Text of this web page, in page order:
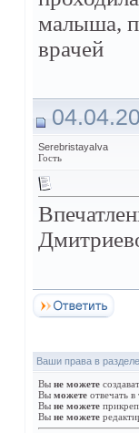
малыша,
врачей
SerebristayaIva
Гость
Ваши права в разделе
Вы не можете
Вы можете отвечать в
Вы не можете
Вы не можете